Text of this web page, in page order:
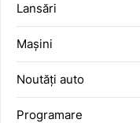
Lansări
Mașini
Noutăți auto
Programare